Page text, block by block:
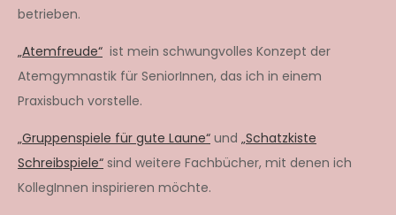
betrieben.
„Atemfreude“ ist mein schwungvolles Konzept der
Atemgymnastik für SeniorInnen, das ich in einem
Praxisbuch vorstelle.
„Gruppenspiele für gute Laune“ und „Schatzkiste
Schreibspiele“ sind weitere Fachbücher, mit denen ich
KollegInnen inspirieren möchte.